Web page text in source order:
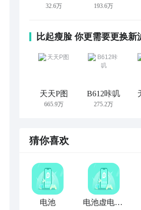
32.6万 193.6万
比起瘦脸 你更需要更换新
天天P图
665.9万
B612咔叽
275.2万
猜你喜欢
电池 电池虚电修复